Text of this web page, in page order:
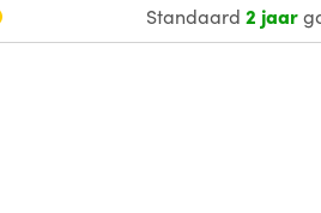
Standaard2 jaar